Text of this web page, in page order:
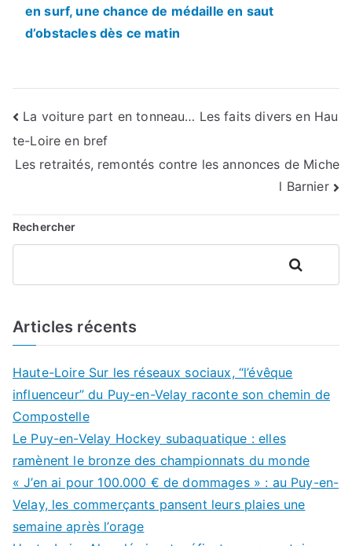
en surf, une chance de médaille en saut
d’obstacles dès ce matin
Navigation
de
La voiture part en tonneau… Les faits divers en Hau
te-Loire en bref
Les retraités, remontés contre les annonces de Miche
l Barnier
Rechercher
Rechercher
Articles récents
Haute-Loire Sur les réseaux sociaux, “l’évêque
influenceur” du Puy-en-Velay raconte son chemin de
Compostelle
Le Puy-en-Velay Hockey subaquatique : elles
ramènent le bronze des championnats du monde
« J’en ai pour 100.000 € de dommages » : au Puy-en-
Velay, les commerçants pansent leurs plaies une
semaine après l’orage